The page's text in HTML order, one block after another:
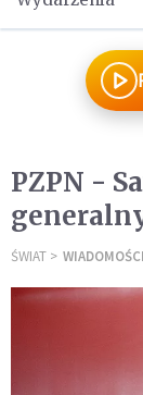
PZPN -
ŚWIAT